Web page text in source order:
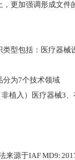
更加强调形成文件
类型包括：医疗器
分为7个技术领域
植入）医疗器械3
来源于IAF MD9: